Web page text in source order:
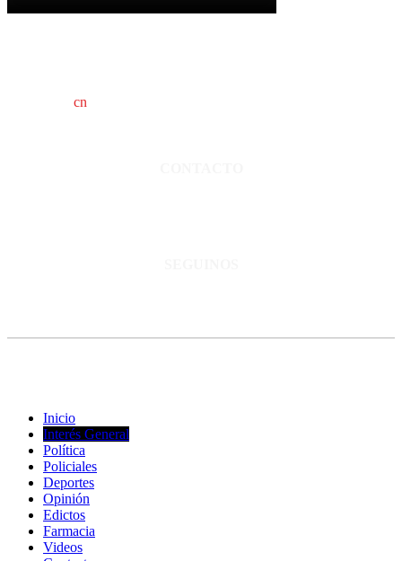
cn
Inicio
Interés General
Política
Policiales
Deportes
Opinión
Edictos
Farmacia
Videos